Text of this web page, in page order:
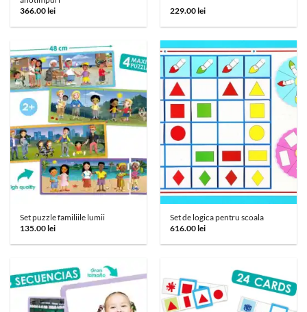
366.00lei 229.00lei
Set puzzle familiile lumii
135.00lei
Set de logica pentru scoala
616.00lei